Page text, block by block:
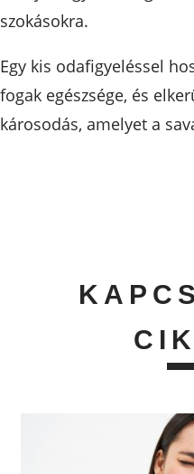
szokásokra.
Egy kis odafigyeléssel
fogak egészsége, és
károsodás, amelyet a